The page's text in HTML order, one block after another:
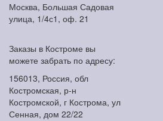
Москва, Большая Садовая
улица, 1/4с1, оф. 21
Заказы в Костроме вы
можете забрать по адресу:
156013, Россия, обл
Костромская, р-н
Костромской, г Кострома, ул
Сенная, дом 22/22